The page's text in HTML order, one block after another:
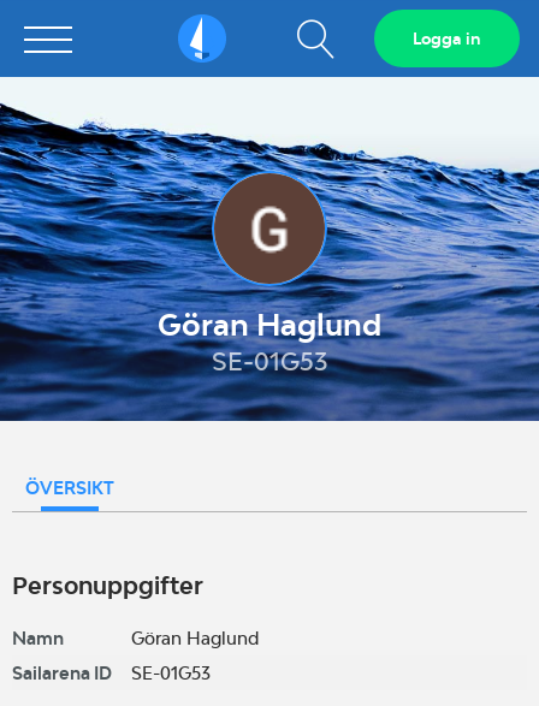
Sailarena Visa
sökfält
Logga in
Göran Haglund
SE-01G53
ÖVERSIKT
Personuppgifter
Namn
Göran Haglund
Sailarena ID
SE-01G53